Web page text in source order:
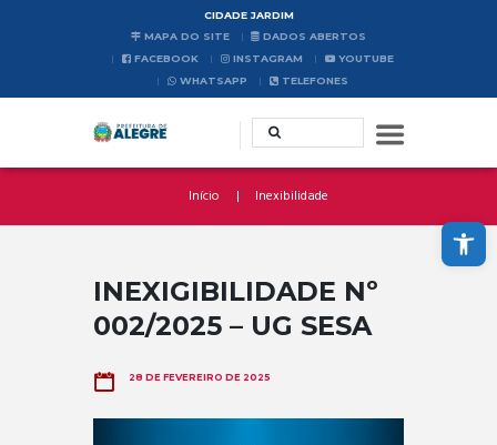
Abrir a barra de ferramentas
CIDADE JARDIM
MAPA DO SITE
DADOS ABERTOS
FACEBOOK
INSTAGRAM
YOUTUBE
WHATSAPP
TELEFONES
Início Inexibilidade
INEXIGIBILIDADE Nº
002/2025 – UG SESA
28 DE FEVEREIRO DE 2025